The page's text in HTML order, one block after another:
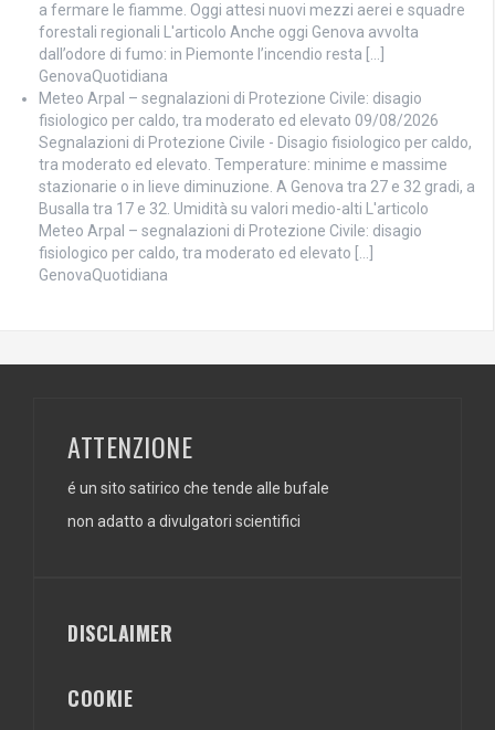
a fermare le fiamme. Oggi attesi nuovi mezzi aerei e squadre
forestali regionali L'articolo Anche oggi Genova avvolta
dall’odore di fumo: in Piemonte l’incendio resta […]
GenovaQuotidiana
Meteo Arpal – segnalazioni di Protezione Civile: disagio
fisiologico per caldo, tra moderato ed elevato 09/08/2026
Segnalazioni di Protezione Civile - Disagio fisiologico per caldo,
tra moderato ed elevato. Temperature: minime e massime
stazionarie o in lieve diminuzione. A Genova tra 27 e 32 gradi, a
Busalla tra 17 e 32. Umidità su valori medio-alti L'articolo
Meteo Arpal – segnalazioni di Protezione Civile: disagio
fisiologico per caldo, tra moderato ed elevato […]
GenovaQuotidiana
ATTENZIONE
é un sito satirico che tende alle bufale
non adatto a divulgatori scientifici
DISCLAIMER
COOKIE